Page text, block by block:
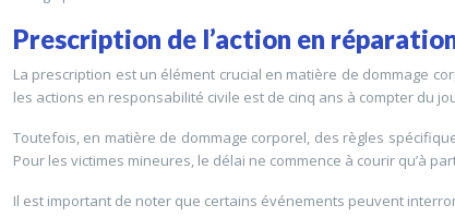
Prescription de l’action en
La prescription est un élément crucial en matière de dommage
les actions en responsabilité civile est de cinq ans à compter du
Toutefois, en matière de dommage corporel, des règles
Pour les victimes mineures, le délai ne commence à courir qu’à
Il est important de noter que certains événements peuvent